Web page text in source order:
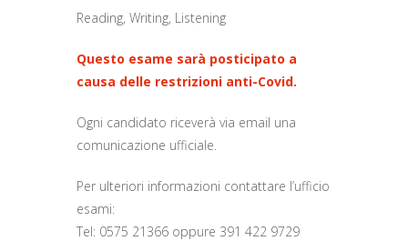
Reading, Writing, Listening
Questo esame sarà posticipato a
causa delle restrizioni anti-Covid.
Ogni candidato riceverà via email una
comunicazione ufficiale.
Per ulteriori informazioni contattare l’ufficio
esami:
Tel: 0575 21366 oppure 391 422 9729